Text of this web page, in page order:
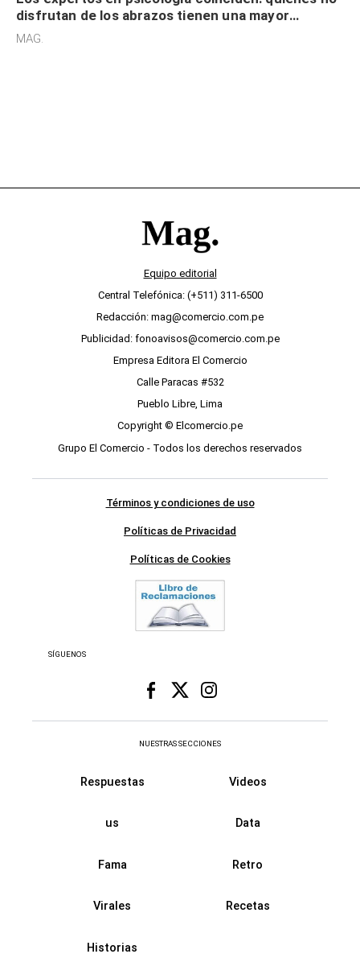
disfrutan de los abrazos tienen una mayor
sensibilidad a los estímulos físicos y no es por
MAG.
Equipo editorial
Central Telefónica: (+511) 311-6500
Redacción: mag@comercio.com.pe
Publicidad: fonoavisos@comercio.com.pe
Empresa Editora El Comercio
Calle Paracas #532
Pueblo Libre, Lima
Copyright © Elcomercio.pe
Grupo El Comercio - Todos los derechos reservados
Términos y condiciones de uso
Políticas de Privacidad
Políticas de Cookies
SÍGUENOS
NUESTRAS SECCIONES
Respuestas Videos
us Data
Fama Retro
Virales Recetas
Historias